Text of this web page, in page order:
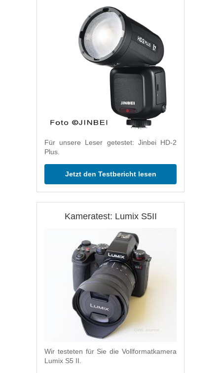
Für unsere Leser getestet: Jinbei HD-2
Plus.
Jetzt den Testbericht lesen
Kameratest: Lumix S5II
Wir testeten für Sie die Vollformatkamera
Lumix S5 II.